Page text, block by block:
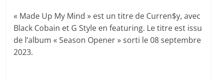
« Made Up My Mind » est un titre de Curren$y, avec
Black Cobain et G Style en featuring. Le titre est issu
de l’album « Season Opener » sorti le 08 septembre
2023.